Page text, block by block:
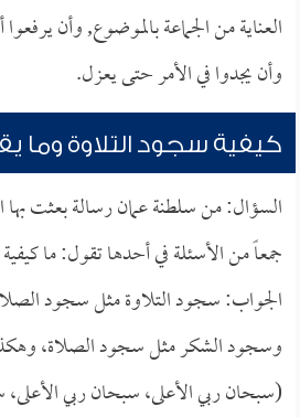
العناية من الجماعة بالموضوع, وأن يرفعوا
وأن يجدوا في الأمر حتى يعزل.
كيفية سجود التلاوة وما
السؤال: من سلطنة عمان رسالة بعثت
جمعاً من الأسئلة في أحدها تقول: ما
الجواب: سجود التلاوة مثل سجود
وسجود الشكر مثل سجود الصلاة،
(سبحان ربي الأعلى، سبحان ربي